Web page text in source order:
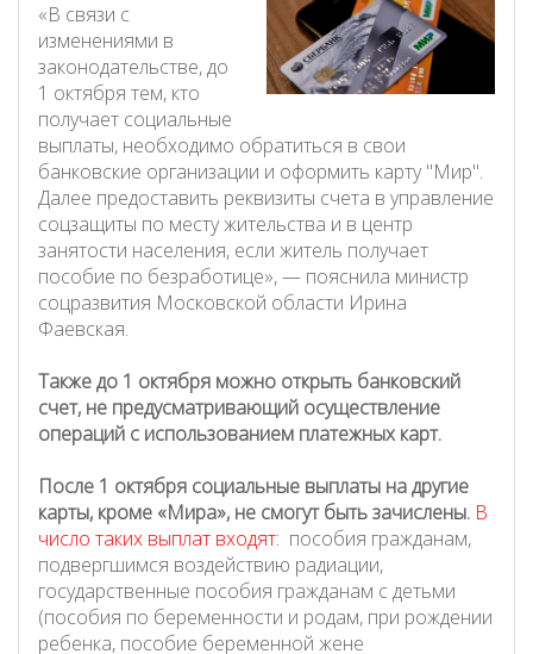
«В связи с
изменениями в
законодательстве, до
1 октября тем, кто
получает социальные
выплаты, необходимо обратиться в свои
банковские организации и оформить карту "Мир".
Далее предоставить реквизиты счета в управление
соцзащиты по месту жительства и в центр
занятости населения, если житель получает
пособие по безработице», — пояснила министр
соцразвития Московской области Ирина
Фаевская.
Также до 1 октября можно открыть банковский
счет, не предусматривающий осуществление
операций с использованием платежных карт.
После 1 октября социальные выплаты на другие
карты, кроме «Мира», не смогут быть зачислены. В
число таких выплат входят: пособия гражданам,
подвергшимся воздействию радиации,
государственные пособия гражданам с детьми
(пособия по беременности и родам, при рождении
ребенка, пособие беременной жене